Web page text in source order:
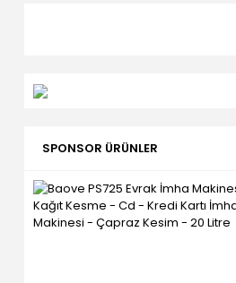
SPONSOR ÜRÜNLER